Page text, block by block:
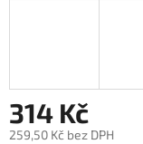
314 Kč
259,50 Kč bez DPH